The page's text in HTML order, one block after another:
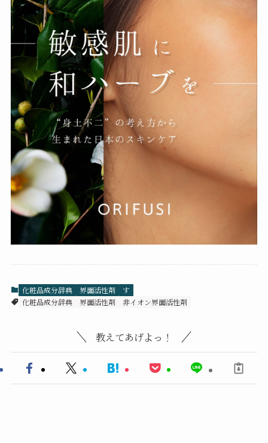
化粧品成分辞典 界面活性剤
す
化粧品成分辞典
界面活性剤 非イオン界面活性剤
教えてあげよっ！